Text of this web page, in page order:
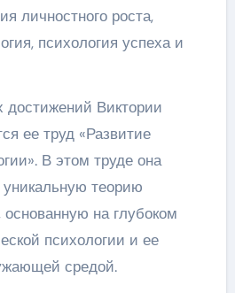
личностного роста,
психология успеха и
Виктории
ее труд «Развитие
В этом труде она
теорию
основанную на глубоком
психологии и ее
средой.